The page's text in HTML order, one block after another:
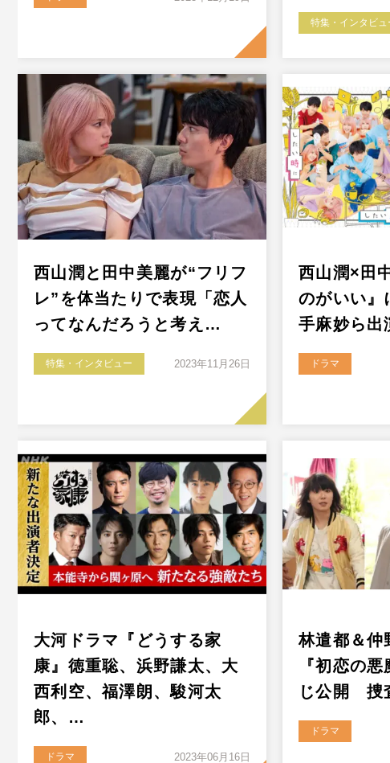
特集・インタビュ
西山潤と田中美麗が“フリフ
レ”を体当たりで表現「恋人
ってなんだろうと考え…
特集・インタビュー 2023年11月26日
西山潤×田
のがいい』
手麻妙ら
ドラマ
大河ドラマ『どうする家
康』徳重聡、浜野謙太、大
西利空、福澤朗、駿河太
郎、…
ドラマ 2023年06月16日
林遣都＆仲
『初恋の
じ公開 捜
ドラマ